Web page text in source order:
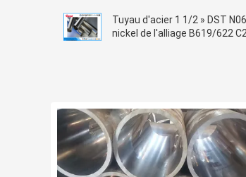
Tuyau d'acier 1 1/2 » DST
nickel de l'alliage B619/622